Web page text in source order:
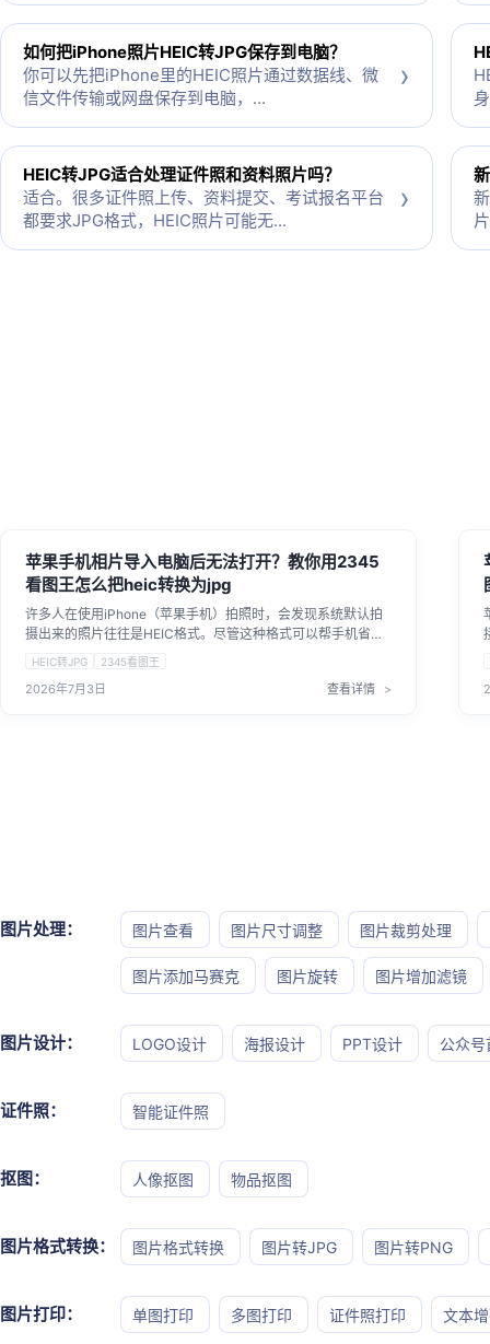
如何把iPhone照片HEIC转JPG保存到电脑？
你可以先把iPhone里的HEIC照片通过数据线、微
信文件传输或网盘保存到电脑，...
›
HEIC转JPG适合处理证件照和资料照片吗？
适合。很多证件照上传、资料提交、考试报名平台
都要求JPG格式，HEIC照片可能无...
›
苹果手机相片导入电脑后无法打开？教你用2345
看图王怎么把heic转换为jpg
许多人在使用iPhone（苹果手机）拍照时，会发现系统默认拍
摄出来的照片往往是HEIC格式。尽管这种格式可以帮手机省下
不少存储空间，可一旦传到Windows电脑或者上传至网页，常
名、求职招聘、政务系统等平台上传照片时，一般只兼容JPG
HEIC转JPG 2345看图王
2026年7月3日 查看详情
图片处理： 图片查看 图片尺寸调整 图片裁剪处理
图片添加马赛克 图片旋转 图片增加滤镜
图片设计： LOGO设计 海报设计 PPT设计 公众号
证件照： 智能证件照
抠图： 人像抠图 物品抠图
图片格式转换： 图片格式转换 图片转JPG 图片转PNG
图片打印： 单图打印 多图打印 证件照打印 文本